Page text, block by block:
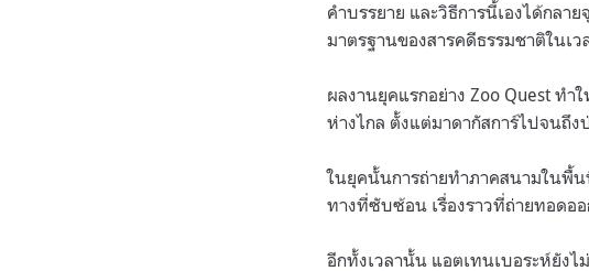
คำบรรยาย และวิธีการนี้เองได้กลา
มาตรฐานของสารคดีธรรมชาติในเว
ผลงานยุคแรกอย่าง Zoo Quest ท
ห่างไกล ตั้งแต่มาดากัสการ์ไปจนถึ
ในยุคนั้นการถ่ายทำภาคสนามในพื้
ทางที่ซับซ้อน เรื่องราวที่ถ่ายทอดอ
อีกทั้งเวลานั้น แอตเทนเบอระห์ยัง